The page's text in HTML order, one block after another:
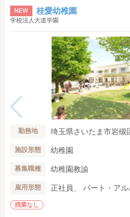
NEW 桂愛幼稚園
学校法人大道学園
勤務地 埼玉県さいたま市岩槻
施設形態 幼稚園
募集職種 幼稚園教諭
雇用形態 正社員、 パート・アル
残業なし